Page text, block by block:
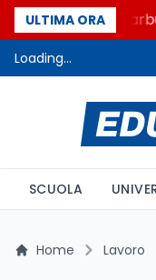
ULTIMA ORA
Un secolo di
Loading...
SCUOLA
Home Lavoro